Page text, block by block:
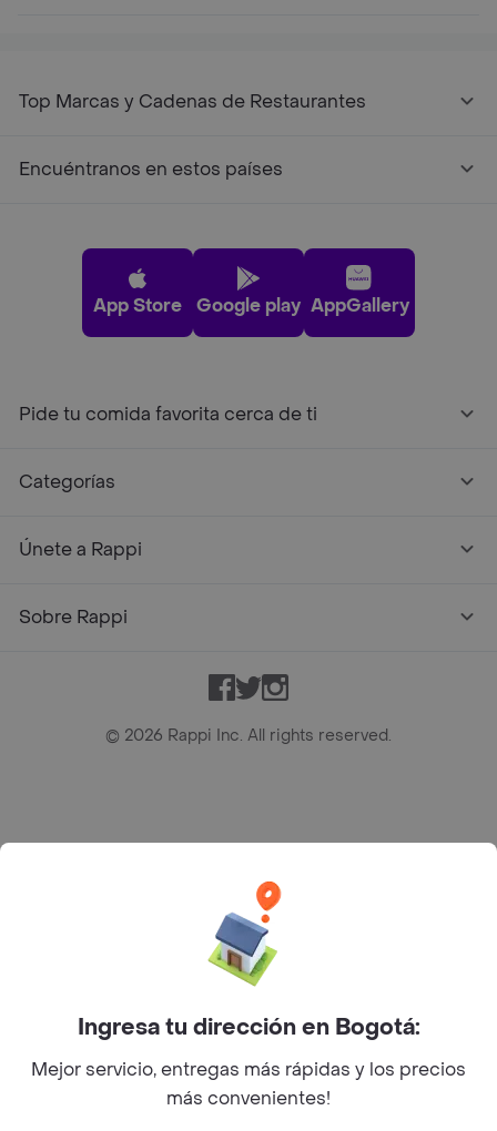
Top Marcas y Cadenas de Restaurantes
Encuéntranos en estos países
App Store Google play AppGallery
Pide tu comida favorita cerca de ti
Categorías
Únete a Rappi
Sobre Rappi
Facebook
TwitterInstagram
© 2026 Rappi Inc. All rights reserved.
Bogotá D.C. --- notificacionesrappi@rappi.com
Ingresa tu dirección en Bogotá:
Mejor servicio, entregas más rápidas y los precios
más convenientes!